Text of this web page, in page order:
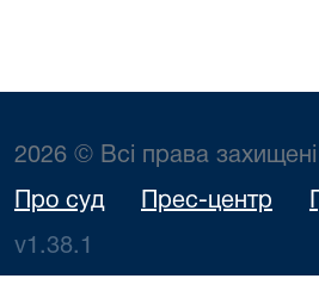
2026 © Всі права захищені
Про суд Прес-центр
v1.38.1